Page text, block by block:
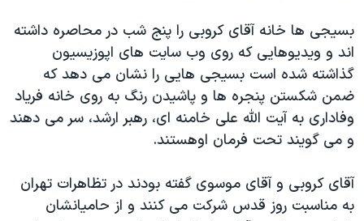
بسیجی ها خانه آقای کروبی را پنج شب در محاصره داشته
اند و ویدیوهایی که روی وب سایت های اپوزیسیون
گذاشته شده است بسیجی هایی را نشان می دهد که
ضمن شکستن پنجره ها و پاشیدن رنگ به روی خانه فریاد
وفاداری به آیت الله علی خامنه ای، رهبر ارشد، سر می دهند
و می گویند تحت فرمان اوهستند.
آقای کروبی و آقای موسوی گفته بودند در تظاهرات تهران
به مناسبت روز قدس شرکت می کنند و از حامیانشان